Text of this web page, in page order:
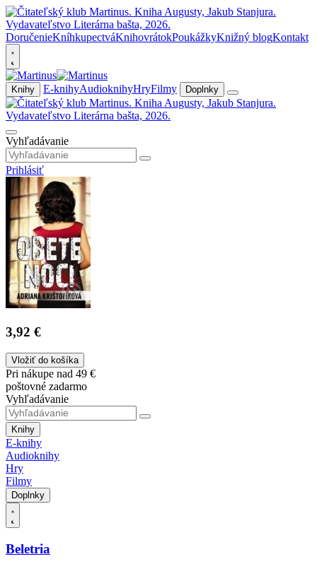
DoručenieKníhkupectváKnihovrátokPoukážkyKnižný blogKontakt
Knihy E-knihyAudioknihyHryFilmy Doplnky
Vyhľadávanie
Prihlásiť
3,92 €
Vložiť do košíka
Pri nákupe nad 49 €
poštovné zadarmo
Vyhľadávanie
Knihy
E-knihy
Audioknihy
Hry
Filmy
Doplnky
Beletria